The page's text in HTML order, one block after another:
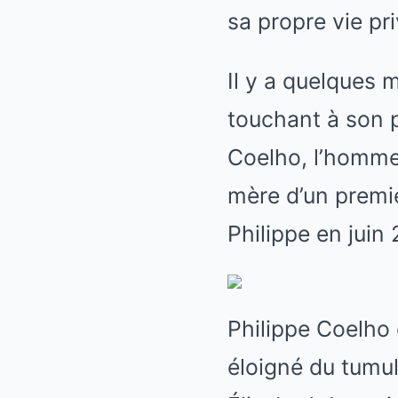
sa propre vie
Il y a quelques
touchant à son
Coelho,
mère d’un
Philippe en juin
Philippe
éloigné du